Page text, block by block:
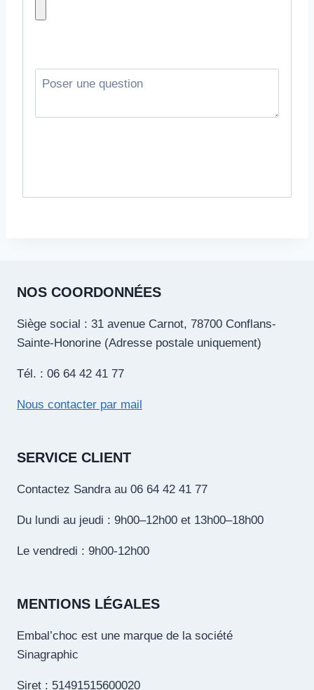
NOS COORDONNÉES
Siège social : 31 avenue Carnot, 78700 Conflans-
Sainte-Honorine (Adresse postale uniquement)
Tél. : 06 64 42 41 77
Nous contacter par mail
SERVICE CLIENT
Contactez Sandra au 06 64 42 41 77
Du lundi au jeudi : 9h00–12h00 et 13h00–18h00
Le vendredi : 9h00-12h00
MENTIONS LÉGALES
Embal’choc est une marque de la société
Sinagraphic
Siret : 51491515600020